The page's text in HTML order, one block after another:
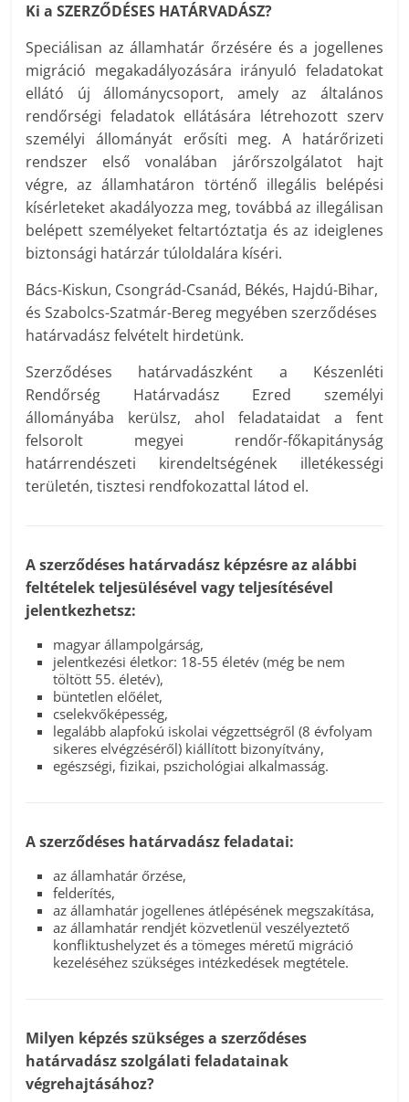
Ki a SZERZŐDÉSES HATÁRVADÁSZ?
Speciálisan az államhatár őrzésére és a jogellenes
migráció megakadályozására irányuló feladatokat
ellátó új állománycsoport, amely az általános
rendőrségi feladatok ellátására létrehozott szerv
személyi állományát erősíti meg. A határőrizeti
rendszer első vonalában járőrszolgálatot hajt
végre, az államhatáron történő illegális belépési
kísérleteket akadályozza meg, továbbá az illegálisan
belépett személyeket feltartóztatja és az ideiglenes
biztonsági határzár túloldalára kíséri.
Bács-Kiskun, Csongrád-Csanád, Békés, Hajdú-Bihar,
és Szabolcs-Szatmár-Bereg megyében szerződéses
határvadász felvételt hirdetünk.
Szerződéses határvadászként a Készenléti
Rendőrség Határvadász Ezred személyi
állományába kerülsz, ahol feladataidat a fent
felsorolt megyei rendőr-főkapitányság
határrendészeti kirendeltségének illetékességi
területén, tisztesi rendfokozattal látod el.
A szerződéses határvadász képzésre az alábbi
feltételek teljesülésével vagy teljesítésével
jelentkezhetsz:
magyar állampolgárság,
jelentkezési életkor: 18-55 életév (még be nem
töltött 55. életév),
büntetlen előélet,
cselekvőképesség,
legalább alapfokú iskolai végzettségről (8 évfolyam
sikeres elvégzéséről) kiállított bizonyítvány,
egészségi, fizikai, pszichológiai alkalmasság.
A szerződéses határvadász feladatai:
az államhatár őrzése,
felderítés,
az államhatár jogellenes átlépésének megszakítása,
az államhatár rendjét közvetlenül veszélyeztető
konfliktushelyzet és a tömeges méretű migráció
kezeléséhez szükséges intézkedések megtétele.
Milyen képzés szükséges a szerződéses
határvadász szolgálati feladatainak
végrehajtásához?